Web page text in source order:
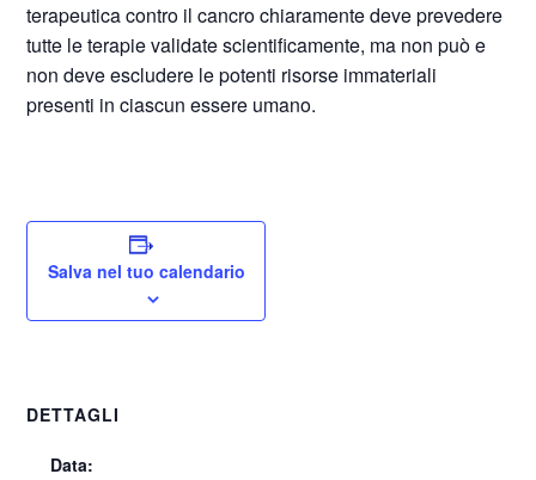
terapeutica contro il cancro chiaramente deve prevedere
tutte le terapie validate scientificamente, ma non può e
non deve escludere le potenti risorse immateriali
presenti in ciascun essere umano.
Salva nel tuo calendario
DETTAGLI
Data: